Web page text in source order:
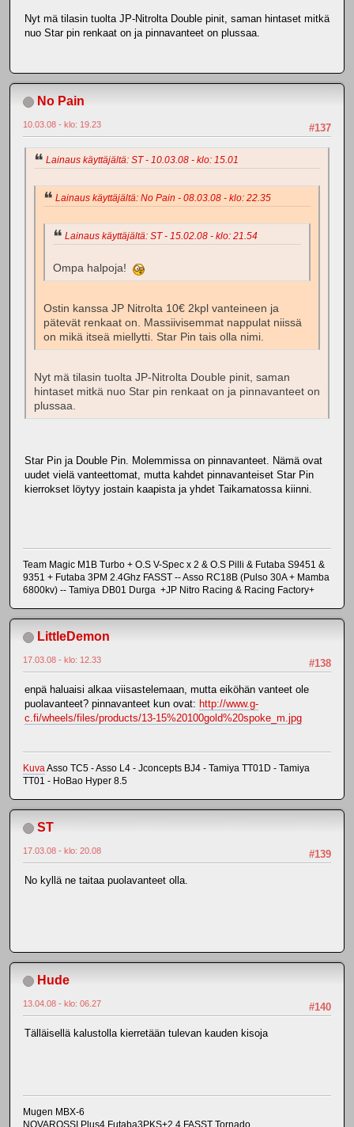
Nyt mä tilasin tuolta JP-Nitrolta Double pinit, saman hintaset mitkä
nuo Star pin renkaat on ja pinnavanteet on plussaa.
No Pain
#137
10.03.08 - klo: 19.23
Lainaus käyttäjältä: ST - 10.03.08 - klo: 15.01
Lainaus käyttäjältä: No Pain - 08.03.08 - klo: 22.35
Lainaus käyttäjältä: ST - 15.02.08 - klo: 21.54
Ompa halpoja!
Ostin kanssa JP Nitrolta 10€ 2kpl vanteineen ja
pätevät renkaat on. Massiivisemmat nappulat niissä
on mikä itseä miellytti. Star Pin tais olla nimi.
Nyt mä tilasin tuolta JP-Nitrolta Double pinit, saman
hintaset mitkä nuo Star pin renkaat on ja pinnavanteet on
plussaa.
Star Pin ja Double Pin. Molemmissa on pinnavanteet. Nämä ovat
uudet vielä vanteettomat, mutta kahdet pinnavanteiset Star Pin
kierrokset löytyy jostain kaapista ja yhdet Taikamatossa kiinni.
Team Magic M1B Turbo + O.S V-Spec x 2 & O.S Pilli & Futaba S9451 &
9351 + Futaba 3PM 2.4Ghz FASST -- Asso RC18B (Pulso 30A + Mamba
6800kv) -- Tamiya DB01 Durga +JP Nitro Racing & Racing Factory+
LittleDemon
#138
17.03.08 - klo: 12.33
enpä haluaisi alkaa viisastelemaan, mutta eiköhän vanteet ole
puolavanteet? pinnavanteet kun ovat: http://www.g-
c.fi/wheels/files/products/13-15%20100gold%20spoke_m.jpg
KuvaAsso TC5 - Asso L4 - Jconcepts BJ4 - Tamiya TT01D - Tamiya
TT01 - HoBao Hyper 8.5
ST
#139
17.03.08 - klo: 20.08
No kyllä ne taitaa puolavanteet olla.
Hude
#140
13.04.08 - klo: 06.27
Tälläisellä kalustolla kierretään tulevan kauden kisoja
Mugen MBX-6
NOVAROSSI Plus4 Futaba3PKS+2.4 FASST Tornado